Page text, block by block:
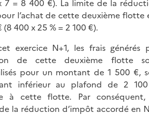
7 = 8 400 €). La limite de la
l’achat de cette deuxième flotte
(8 400 x 25 % = 2 100 €).
exercice N+1, les frais générés
de cette deuxième flotte
pour un montant de 1 500 €,
inférieur au plafond de 2
à cette flotte. Par
la réduction d’impôt accordé en